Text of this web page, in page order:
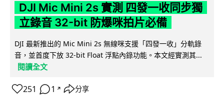
DJI Mic Mini 2s 實測 四發一收同步獨
立錄音 32-bit 防爆咪拍片必備
DJI 最新推出的 Mic Mini 2s 無線咪支援「四發一收」分軌錄
音，並首度下放 32-bit Float 浮點內錄功能。本文經實測其...
閱讀全文
251 1 ↗ 分享